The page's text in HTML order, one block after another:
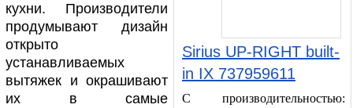
кухни. Производители
продумывают дизайн
открыто
устанавливаемых
вытяжек и окрашивают
их в самые
Sirius UP-RIGHT built-
in IX 737959611
С производительностью: